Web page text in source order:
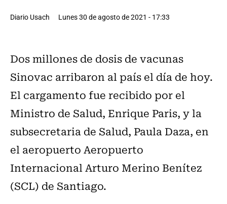
Diario Usach Lunes 30 de agosto de 2021 - 17:33
Dos millones de dosis de vacunas
Sinovac arribaron al país el día de hoy.
El cargamento fue recibido por el
Ministro de Salud, Enrique Paris, y la
subsecretaria de Salud, Paula Daza, en
el aeropuerto Aeropuerto
Internacional Arturo Merino Benítez
(SCL) de Santiago.